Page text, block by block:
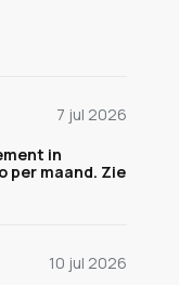
7 jul 2026
in
per maand. Zie
10 jul 2026